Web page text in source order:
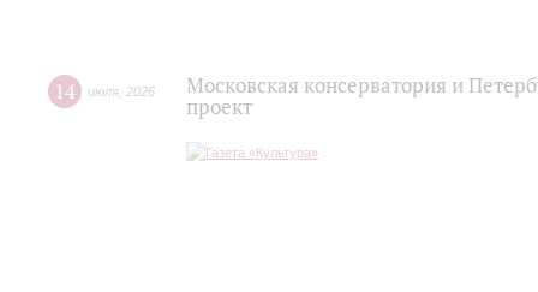
14 июля 2026
Московская консерватория и
проект